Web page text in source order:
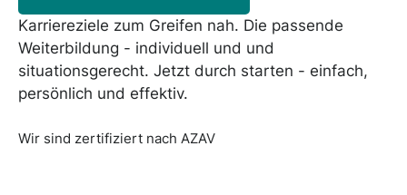
Karriereziele zum Greifen nah. Die passende
Weiterbildung - individuell und und
situationsgerecht. Jetzt durch starten - einfach,
persönlich und effektiv.
Wir sind zertifiziert nach AZAV